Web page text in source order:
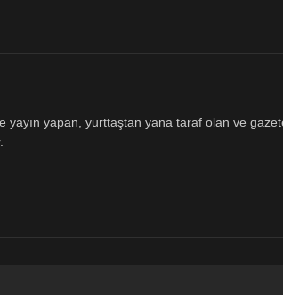
yayın yapan, yurttaştan yana taraf olan ve